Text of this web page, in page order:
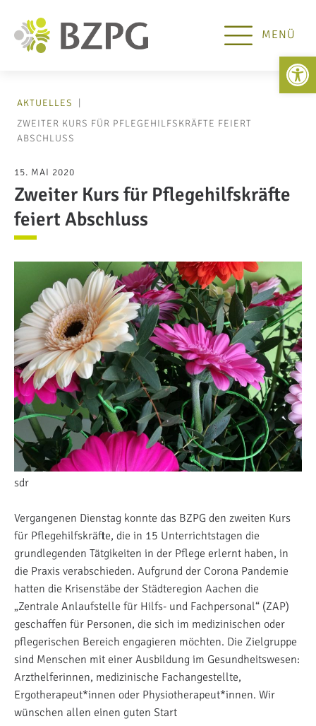
MENÜ
AKTUELLES
|
ZWEITER KURS FÜR PFLEGEHILFSKRÄFTE FEIERT
ABSCHLUSS
15. MAI 2020
Zweiter Kurs für Pflegehilfskräfte
feiert Abschluss
sdr
Vergangenen Dienstag konnte das BZPG den zweiten Kurs
für Pflegehilfskräfte, die in 15 Unterrichtstagen die
grundlegenden Tätgikeiten in der Pflege erlernt haben, in
die Praxis verabschieden. Aufgrund der Corona Pandemie
hatten die Krisenstäbe der Städteregion Aachen die
„Zentrale Anlaufstelle für Hilfs- und Fachpersonal“ (ZAP)
geschaffen für Personen, die sich im medizinischen oder
pflegerischen Bereich engagieren möchten. Die Zielgruppe
sind Menschen mit einer Ausbildung im Gesundheitswesen:
Arzthelferinnen, medizinische Fachangestellte,
Ergotherapeut*innen oder Physiotherapeut*innen. Wir
wünschen allen einen guten Start